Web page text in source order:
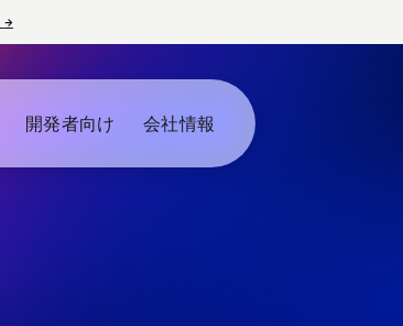
→新しいタブで開く
開発者向け 会社情報